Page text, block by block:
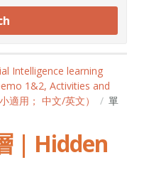
Intelligence learning
1&2, Activities and
用； 中文/英文）
單
| Hidden